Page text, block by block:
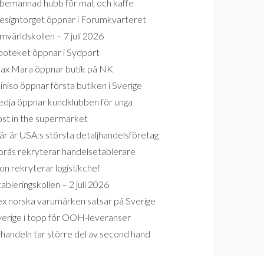
hubb för mat och kaffe
öppnar i Forumkvarteret
– 7 juli 2026
öppnar i Sydport
Mara öppnar butik på NK
öppnar första butiken i Sverige
öppnar kundklubben för unga
in the supermarket
är USA:s största detaljhandelsföretag
rekryterar handelsetablerare
rekryterar logistikchef
– 2 juli 2026
norska varumärken satsar på Sverige
i topp för OOH-leveranser
tar större del av second hand